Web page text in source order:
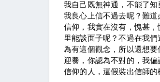
我自己既無神通，不能了
我良心上信不過去呢？難
信仰，我實在沒有，愧甚
里能談面子呢？不過在我
為有這個觀念，所以還想
迎養，你認為不對的，我
信仰的人，還假裝出信師的